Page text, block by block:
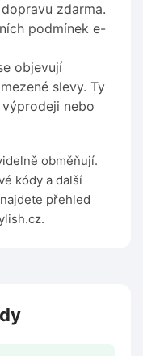
zdarma.
podmínek e-
objevují
slevy. Ty
nebo
obměňují.
kódy a další
přehled